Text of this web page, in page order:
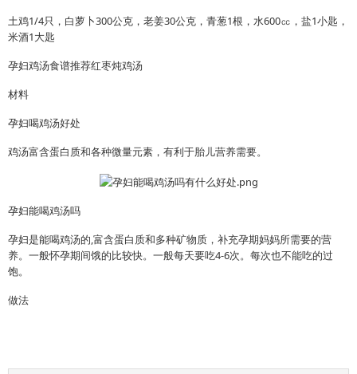
土鸡1/4只，白萝卜300公克，老姜30公克，青葱1根，水600㏄，盐1小匙，
米酒1大匙
孕妇鸡汤食谱推荐红枣炖鸡汤
材料
孕妇喝鸡汤好处
鸡汤富含蛋白质和各种微量元素，有利于胎儿营养需要。
孕妇能喝鸡汤吗
孕妇是能喝鸡汤的,富含蛋白质和多种矿物质，补充孕期妈妈所需要的营
养。一般怀孕期间饿的比较快。一般每天要吃4-6次。每次也不能吃的过
饱。
做法